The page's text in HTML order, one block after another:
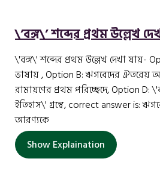
\’বঙ্গ\’ শব্দের প্রথম উল্লেখ
\'বঙ্গ\' শব্দের প্রথম উল্লেখ দেখা যায়-
ভাষায় , Option B: ঋগবেদের ঐতরেয়
রামায়ণের প্রথম পরিচ্ছেদে, Option D:
ইতিহাস\' গ্রন্থে, correct answer is:
আরণ্যকে
Show Explaination